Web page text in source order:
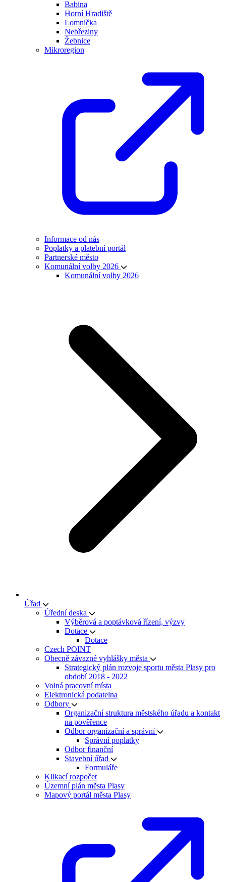
Babina
Horní Hradiště
Lomnička
Nebřeziny
Žebnice
Mikroregion
Informace od nás
Poplatky a platební portál
Partnerské město
Komunální volby 2026
Komunální volby 2026
Úřad
Úřední deska
Výběrová a poptávková řízení, výzvy
Dotace
Dotace
Czech POINT
Obecně závazné vyhlášky města
Strategický plán rozvoje sportu města Plasy pro
období 2018 - 2022
Volná pracovní místa
Elektronická podatelna
Odbory
Organizační struktura městského úřadu a kontakt
na pověřence
Odbor organizační a správní
Správní poplatky
Odbor finanční
Stavební úřad
Formuláře
Klikací rozpočet
Územní plán města Plasy
Mapový portál města Plasy